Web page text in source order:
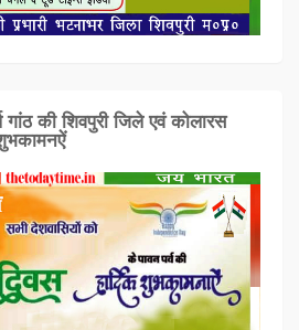
गांठ की शिवपुरी जिले एवं कोलारस
शुभकामनऐं